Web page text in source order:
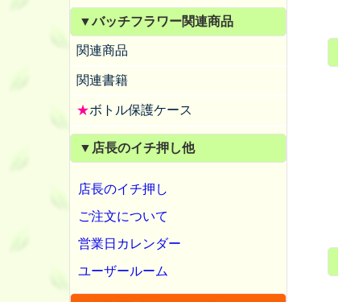
▼バッチフラワー関連商品
関連商品
関連書籍
★ボトル保護ケース
▼店長のイチ押し他
店長のイチ押し
ご注文について
営業日カレンダー
ユーザールーム